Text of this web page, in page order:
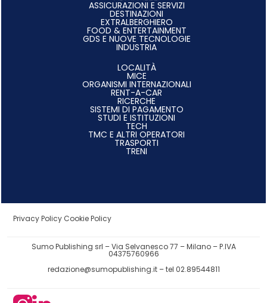
ASSICURAZIONI E SERVIZI
DESTINAZIONI
EXTRALBERGHIERO
FOOD & ENTERTAINMENT
GDS E NUOVE TECNOLOGIE
INDUSTRIA
LOCALITÀ
MICE
ORGANISMI INTERNAZIONALI
RENT-A-CAR
RICERCHE
SISTEMI DI PAGAMENTO
STUDI E ISTITUZIONI
TECH
TMC E ALTRI OPERATORI
TRASPORTI
TRENI
Privacy Policy Cookie Policy
Sumo Publishing srl – Via Selvanesco 77 – Milano – P.IVA
04375760966
redazione@sumopublishing.it– tel 02.89544811